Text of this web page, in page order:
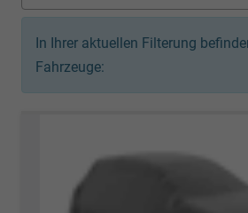
In Ihrer aktuellen Filterung
Fahrzeuge: